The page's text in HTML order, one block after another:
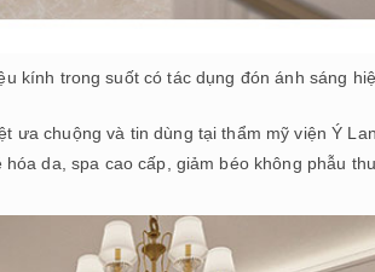
kính trong suốt có tác dụng đón ánh sáng
ưa chuộng và tin dùng tại thẩm mỹ viện Ý
da, spa cao cấp, giảm béo không phẫu